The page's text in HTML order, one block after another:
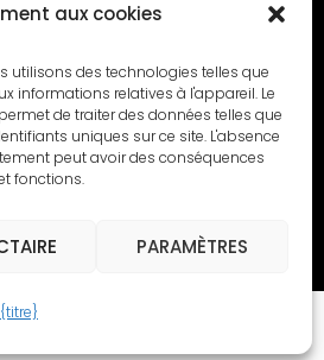
aux cookies
utilisons des technologies telles que
informations relatives à l'appareil. Le
de traiter des données telles que
uniques sur ce site. L'absence
peut avoir des conséquences
fonctions.
PARAMÈTRES
{titre}